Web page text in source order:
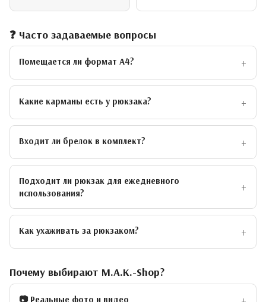
❓ Часто задаваемые вопросы
Помещается ли формат А4?
Какие карманы есть у рюкзака?
Входит ли брелок в комплект?
Подходит ли рюкзак для ежедневного
использования?
Как ухаживать за рюкзаком?
Почему выбирают M.A.K.-Shop?
📷 Реальные фото и видео